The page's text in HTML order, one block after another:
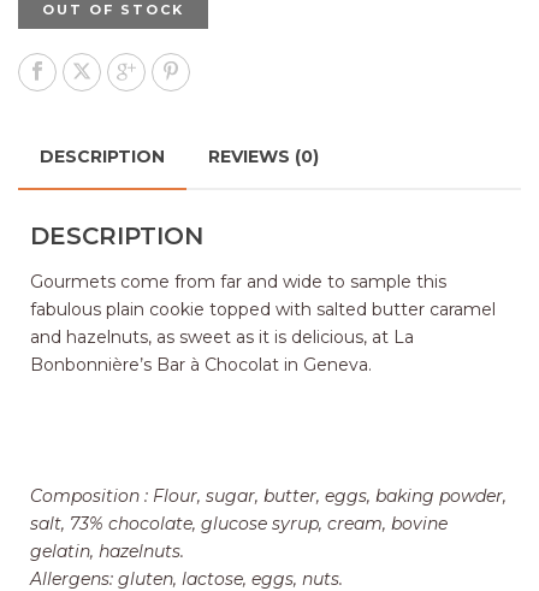
OUT OF STOCK
DESCRIPTION REVIEWS (0)
DESCRIPTION
Gourmets come from far and wide to sample this
fabulous plain cookie topped with salted butter caramel
and hazelnuts, as sweet as it is delicious, at La
Bonbonnière’s Bar à Chocolat in Geneva.
Composition : Flour, sugar, butter, eggs, baking powder,
salt, 73% chocolate, glucose syrup, cream, bovine
gelatin, hazelnuts.
Allergens: gluten, lactose, eggs, nuts.